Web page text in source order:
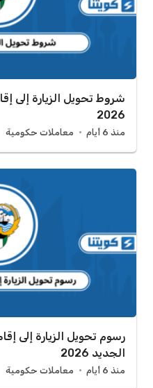
شروط تحويل الزيارة إلى
2026
منذ 6 أيام معاملات حكومية
رسوم تحويل الزيارة إلى
الجديد 2026
منذ 6 أيام معاملات حكومية